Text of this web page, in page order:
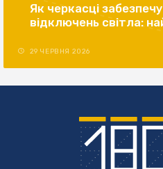
Як черкасці
відключень світла:
29 ЧЕРВНЯ 2026